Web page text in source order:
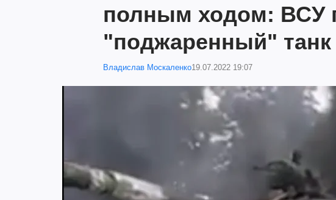
полным ходом: ВСУ
"поджаренный" танк
Владислав Москаленко19.07.2022 19:07